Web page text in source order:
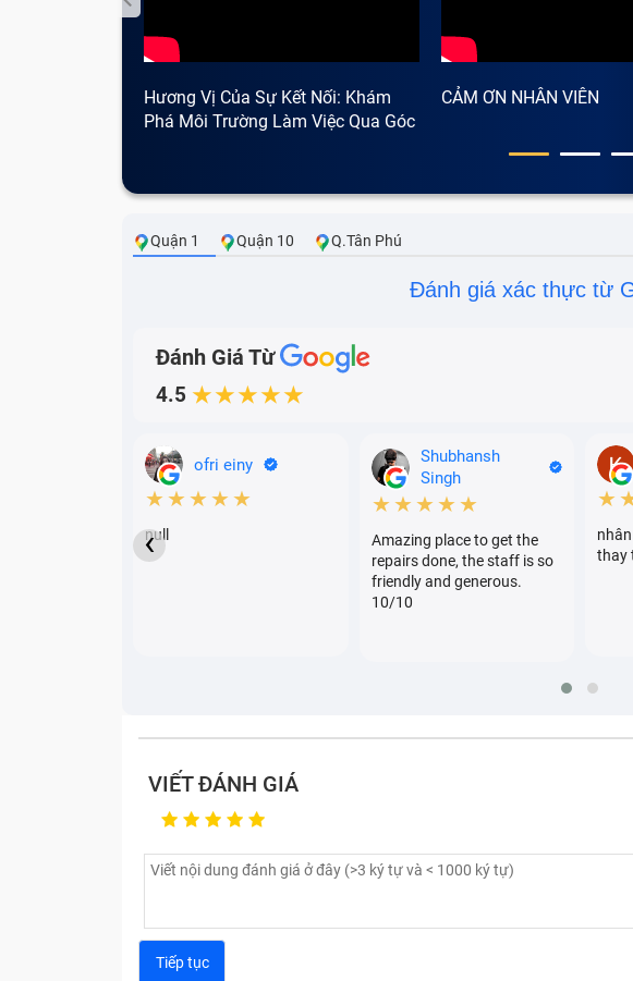
Hương Vị Của Sự Kết Nối: Khám
Phá Môi Trường Làm Việc Qua Góc
CẢM ƠN NHÂN VIÊN
Quận 1 Quận 10 Q.Tân Phú
Đánh giá xác thực từ
Đánh Giá Từ
4.5 ★★★★★
ofri einy
★★★★★
null
Shubhansh
Singh
★★★★★
Amazing place to get the
repairs done, the staff is so
friendly and generous.
10/10
thay
‹
VIẾT ĐÁNH GIÁ